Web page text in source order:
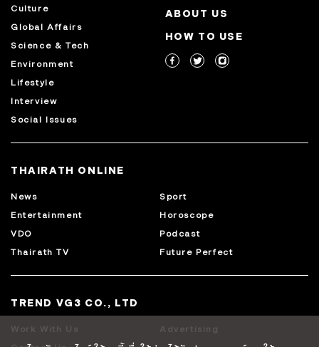
Culture
Global Affairs
Science & Tech
Environment
Lifestyle
Interview
Social Issues
ABOUT US
HOW TO USE
THAIRATH ONLINE
News
Sport
Entertainment
Horoscope
VDO
Podcast
Thairath TV
Future Perfect
TREND VG3 CO., LTD
Work With Us
Advertising